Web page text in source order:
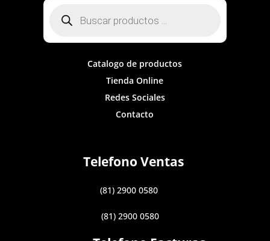
productos
Catalogo de productos
Tienda Online
Redes Sociales
Contacto
Telefono Ventas
(81) 2900 0580
(81) 2900 0580